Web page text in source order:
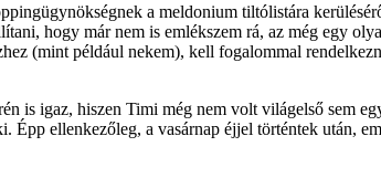
a meldonium tiltólistára
hogy már nem is emlékszem rá, az még egy
(mint például nekem), kell fogalommal
is igaz, hiszen Timi még nem volt világelső sem
Épp ellenkezőleg, a vasárnap éjjel történtek után,